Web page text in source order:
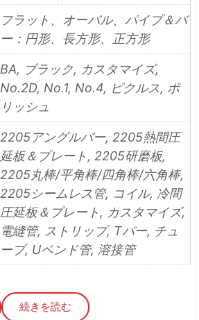
フラット、オーバル、パイプ＆バ
ー：円形、長方形、正方形
BA, ブラック, カスタマイズ,
No.2D, No.1, No.4, ピクルス, ポ
リッシュ
2205アングルバー, 2205熱間圧
延板＆プレート, 2205研磨板,
2205丸棒/平角棒/四角棒/六角棒,
2205シームレス管, コイル, 冷間
圧延板＆プレート, カスタマイズ,
電縫管, ストリップ, Tバー, チュ
ーブ, Uベンド管, 溶接管
続きを読む